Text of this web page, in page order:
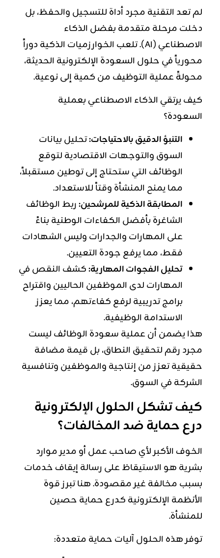
لم تعد التقنية مجرد أداة للتسجيل والحفظ، بل
دخلت مرحلة متقدمة بفضلالذكاء
الاصطناعي
(AI). تلعب الخوارزميات الذكية دوراً
محورياً في حلول السعودة الإلكترونية الحديثة،
محولةً عملية التوظيف من كمية إلى نوعية.
كيف يرتقي الذكاء الاصطناعي بعملية
السعودة؟
التنبؤ الدقيق بالاحتياجات:تحليل بيانات
السوق والتوجهات الاقتصادية لتوقع
الوظائف التي ستحتاج إلى توطين مستقبلاً،
مما يمنح المنشأة وقتاً للاستعداد.
المطابقة الذكية للمرشحين:ربط الوظائف
الشاغرة بأفضل الكفاءات الوطنية بناءً
على المهارات والجدارات وليس الشهادات
فقط، مما يرفع جودة التعيين.
تحليل الفجوات المهارية:كشف النقص في
المهارات لدى الموظفين الحاليين واقتراح
برامج تدريبية لرفع كفاءتهم، مما يعزز
الاستدامة الوظيفية.
هذا يضمن أن عملية سعودة الوظائف ليست
مجرد رقم لتحقيق النطاق، بل قيمة مضافة
حقيقية تعزز من إنتاجية والموظفين وتنافسية
الشركة في السوق.
كيف تشكل الحلول الإلكترونية
درع حماية ضد المخالفات؟
الخوف الأكبر لأي صاحب عمل أو مدير موارد
بشرية هو الاستيقاظ على رسالة إيقاف خدمات
بسبب مخالفة غير مقصودة. هنا تبرز قوة
الأنظمة الإلكترونية كدرع حماية حصين
للمنشأة.
توفر هذه الحلول آليات حماية متعددة: